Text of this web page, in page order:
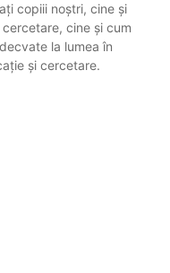
copiii noștri, cine și
cine și cum
la lumea în
și cercetare.